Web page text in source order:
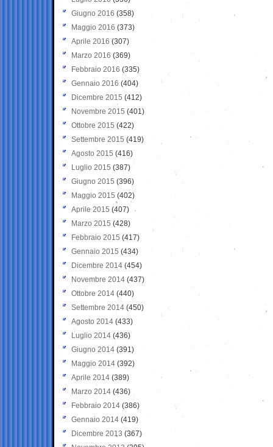
Giugno 2016 (358)
Maggio 2016 (373)
Aprile 2016 (307)
Marzo 2016 (369)
Febbraio 2016 (335)
Gennaio 2016 (404)
Dicembre 2015 (412)
Novembre 2015 (401)
Ottobre 2015 (422)
Settembre 2015 (419)
Agosto 2015 (416)
Luglio 2015 (387)
Giugno 2015 (396)
Maggio 2015 (402)
Aprile 2015 (407)
Marzo 2015 (428)
Febbraio 2015 (417)
Gennaio 2015 (434)
Dicembre 2014 (454)
Novembre 2014 (437)
Ottobre 2014 (440)
Settembre 2014 (450)
Agosto 2014 (433)
Luglio 2014 (436)
Giugno 2014 (391)
Maggio 2014 (392)
Aprile 2014 (389)
Marzo 2014 (436)
Febbraio 2014 (386)
Gennaio 2014 (419)
Dicembre 2013 (367)